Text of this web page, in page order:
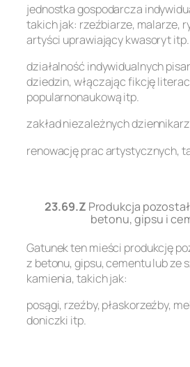
jednostka gospodarcza
takich jak: rzeźbiarze, malarze,
artyści uprawiający kwasoryt itp.
działalność indywidualnych
dziedzin, włączając fikcję
popularnonaukową itp.
zakład niezależnych
renowację prac artystycznych,
23.69.Z Produkcja
betonu, gipsu i
Gatunek ten mieści produkcję
z betonu, gipsu, cementu lub ze
kamienia, takich jak:
posągi, rzeźby, płaskorzeźby,
doniczki itp.